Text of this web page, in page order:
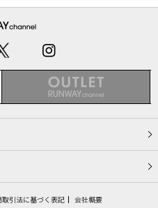
取引法に基づく表記 会社概要